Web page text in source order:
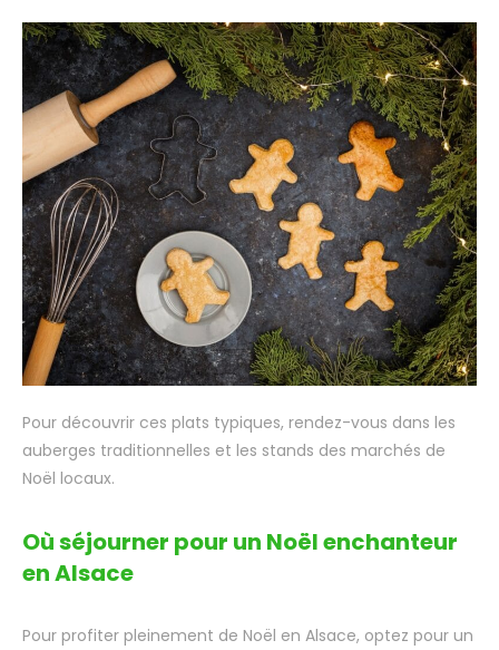
Pour découvrir ces plats typiques, rendez-vous dans les
auberges traditionnelles et les stands des marchés de
Noël locaux.
Où séjourner pour un Noël enchanteur
en Alsace
Pour profiter pleinement de Noël en Alsace, optez pour un